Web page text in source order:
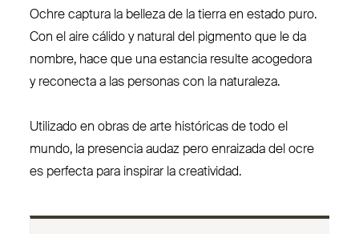
Ochre captura la belleza de la tierra en estado puro.
Con el aire cálido y natural del pigmento que le da
nombre, hace que una estancia resulte acogedora
y reconecta a las personas con la naturaleza.
Utilizado en obras de arte his­tóricas de todo el
mundo, la presencia audaz pero enraizada del ocre
es perfecta para inspirar la creatividad.